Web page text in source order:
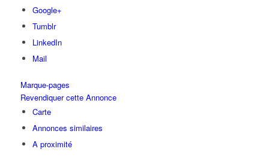
Google+
Tumblr
LinkedIn
Mail
Marque-pages
Revendiquer cette Annonce
Carte
Annonces similaires
A proximité